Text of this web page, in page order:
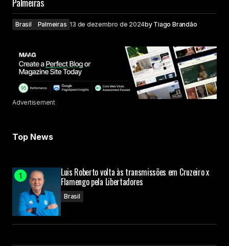
Brasil Palmeiras 13 de dezembro de 2024by Tiago Brandão
Advertisement
Top News
Luis Roberto volta às transmissões em Cruzeiro x
Flamengo pela Libertadores
Brasil